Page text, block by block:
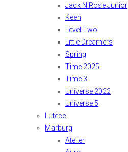
Jack N Rose Junior
Keen
Level Two
Little Dreamers
Spring
Time 2025
Time 3
Universe 2022
Universe 5
Lutece
Marburg
Atelier